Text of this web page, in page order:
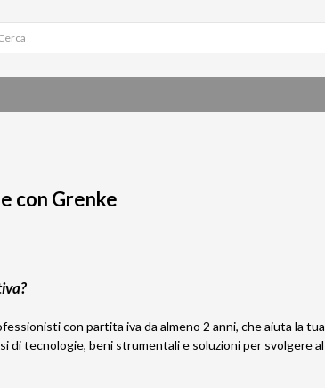
con Grenke
con partita iva da almeno 2 anni, che aiuta la tua
di tecnologie, beni strumentali e soluzioni per svolgere al